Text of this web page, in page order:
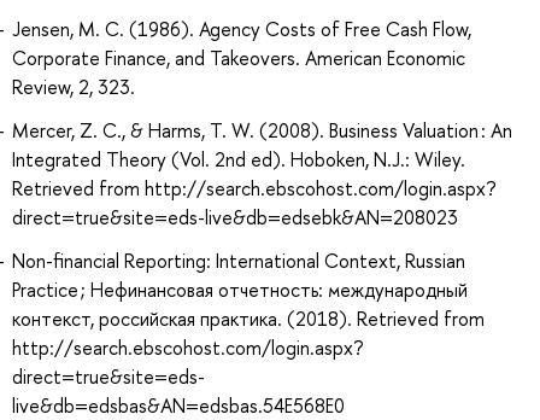
Jensen, M. C. (1986). Agency Costs of Free Cash Flow,
Corporate Finance, and Takeovers. American Economic
Review, 2, 323.
Mercer, Z. C., & Harms, T. W. (2008). Business Valuation : An
Integrated Theory (Vol. 2nd ed). Hoboken, N.J.: Wiley.
Retrieved from http://search.ebscohost.com/login.aspx?
direct=true&site=eds-live&db=edsebk&AN=208023
Non-financial Reporting: International Context, Russian
Practice ; Нефинансовая отчетность: международный
контекст, российская практика. (2018). Retrieved from
http://search.ebscohost.com/login.aspx?
direct=true&site=eds-
live&db=edsbas&AN=edsbas.54E568E0